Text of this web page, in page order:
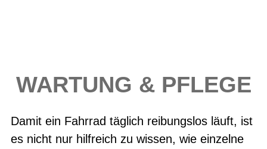
WARTUNG & PFLEGE
Damit ein Fahrrad täglich reibungslos läuft, ist
es nicht nur hilfreich zu wissen, wie einzelne